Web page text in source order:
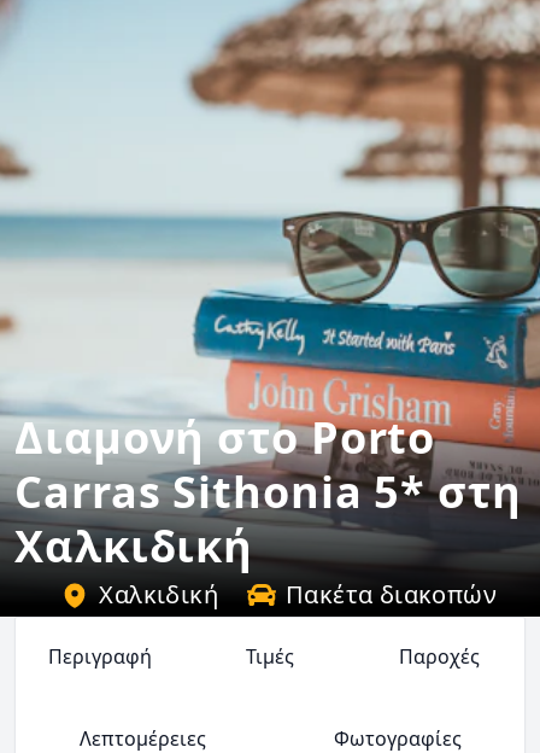
Διαμονή στο Porto
Carras Sithonia 5* στη
Χαλκιδική
Χαλκιδική Πακέτα διακοπών
Περιγραφή Τιμές Παροχές
Λεπτομέρειες Φωτογραφίες